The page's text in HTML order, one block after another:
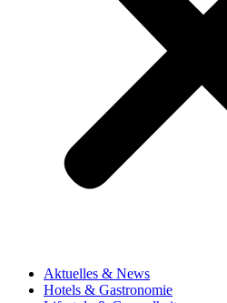
Aktuelles & News
Hotels & Gastronomie